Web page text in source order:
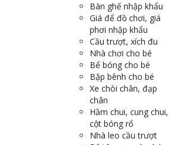
Bàn ghế nhập khẩu
Giá để đồ chơi, giá
phơi nhập khẩu
Cầu trượt, xích đu
Nhà chơi cho bé
Bể bóng cho bé
Bập bênh cho bé
Xe chòi chân, đạp
chân
Hầm chui, cung chui,
cột bóng rổ
Nhà leo cầu trượt